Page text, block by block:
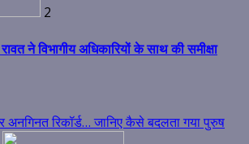
2
ने विभागीय अधिकारियों के साथ की समीक्षा
रिकॉर्ड… जानिए कैसे बदलता गया पुरुष